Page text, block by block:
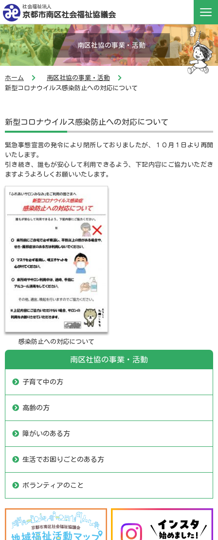
社会福祉法人
京都市南区社会福祉協議会
南区社協の事業・活動
ホーム
南区社協の事業・活動
新型コロナウイルス感染防止への対応について
新型コロナウイルス感染防止への対応について
緊急事態宣言の発令により閉所しておりましたが、１０月１日より再開
いたします。
引き続き、誰もが安心して利用できるよう、下記内容にご協力いただき
ますようよろしくお願いいたします。
感染防止への対応について
南区社協の事業・活動
子育て中の方
高齢の方
障がいのある方
生活でお困りごとのある方
ボランティアのこと